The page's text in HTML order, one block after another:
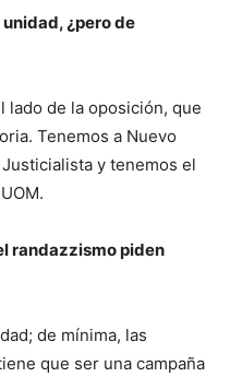
¿pero de
lado de la oposición, que
Tenemos a Nuevo
y tenemos el
randazzismo piden
de mínima, las
que ser una campaña